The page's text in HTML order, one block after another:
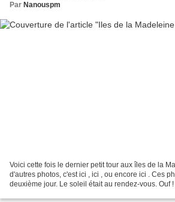
Par Nanouspm
Voici cette fois le dernier petit tour aux îles de la
d'autres photos, c'est ici , ici , ou encore ici . Ces
deuxième jour. Le soleil était au rendez-vous. Ouf